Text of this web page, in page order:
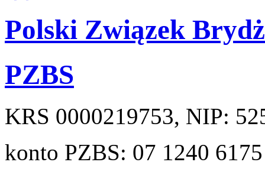
Polski Związek
PZBS
KRS 0000219753, NIP:
konto PZBS: 07 1240